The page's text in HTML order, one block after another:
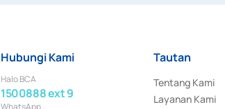
Hubungi Kami
Halo BCA
1500888 ext 9
WhatsApp
Tautan
Tentang Kami
Layanan Kami